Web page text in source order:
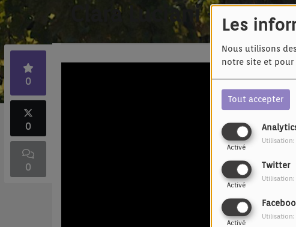
Les
Nous utilisons
notre site et pour
Tout accepter
Activé
Utilisation:
Twitter
Activé
Activé
Clara Luciani - Le
0
0
0